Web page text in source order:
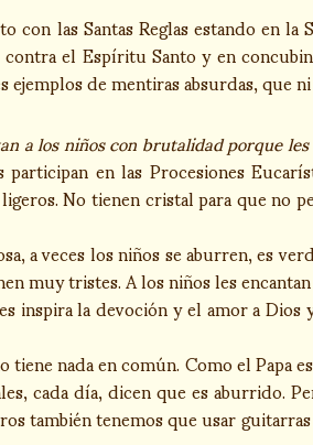
las Santas Reglas estando en
el Espíritu Santo y en
de mentiras absurdas, que
a los niños con brutalidad porque
en las Procesiones
No tienen cristal para que no
a veces los niños se aburren, es
muy tristes. A los niños les
la devoción y el amor a Dios
nada en común. Como el Papa
cada día, dicen que es aburrido.
también tenemos que usar